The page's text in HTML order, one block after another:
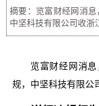
摘要：览富财经网消息
中坚科技有限公司收浙
览富财经网消
规，中坚科技有限公